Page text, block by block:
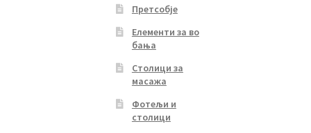
Претсобје
Елементи за во
бања
Столици за
масажа
Фотељи и
столици